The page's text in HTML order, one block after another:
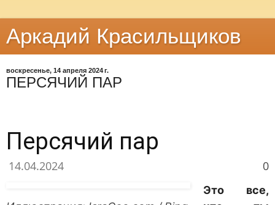
Аркадий Красильщиков
воскресенье, 14 апреля 2024 г.
ПЕРСЯЧИЙ ПАР
Персячий пар
14.04.2024 0
Это все,